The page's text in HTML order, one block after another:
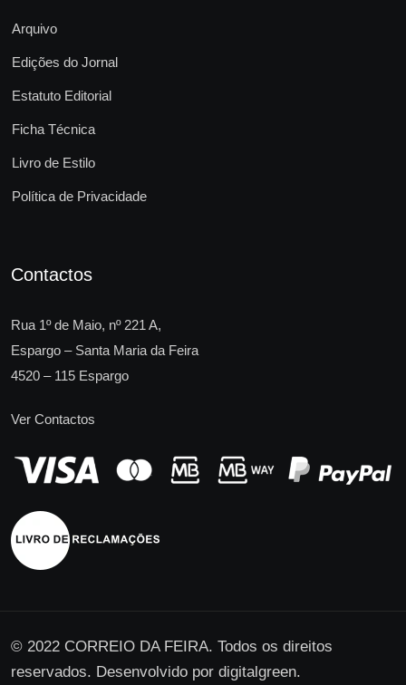
Arquivo
Edições do Jornal
Estatuto Editorial
Ficha Técnica
Livro de Estilo
Política de Privacidade
Contactos
Rua 1º de Maio, nº 221 A,
Espargo – Santa Maria da Feira
4520 – 115 Espargo
Ver Contactos
© 2022 CORREIO DA FEIRA. Todos os direitos
reservados. Desenvolvido por digitalgreen.